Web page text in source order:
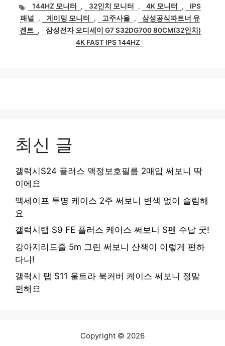
태
그
144HZ 모니터 , 32인치 모니터 , 4K 모니터 ,
IPS
패널
, 게이밍 모니터 , 고주사율 ,
삼성공식파트너 유
겐트 ,
삼성전자 오디세이 G7 S32DG700 80CM(32인치)
4K FAST IPS 144HZ
최신 글
갤럭시S24 플러스 액정보호필름 2매입 써보니 딱
이에요
맥세이프 투명 케이스 2주 써보니 변색 없이 슬림해
요
갤럭시탭 S9 FE 플러스 케이스 써보니 S펜 수납 굿!
강아지리드줄 5m 그린 써보니 산책이 이렇게 편하
다니!
갤럭시 탭 S11 울트라 북커버 케이스 써보니 정말
편해요
Copyright © 2026